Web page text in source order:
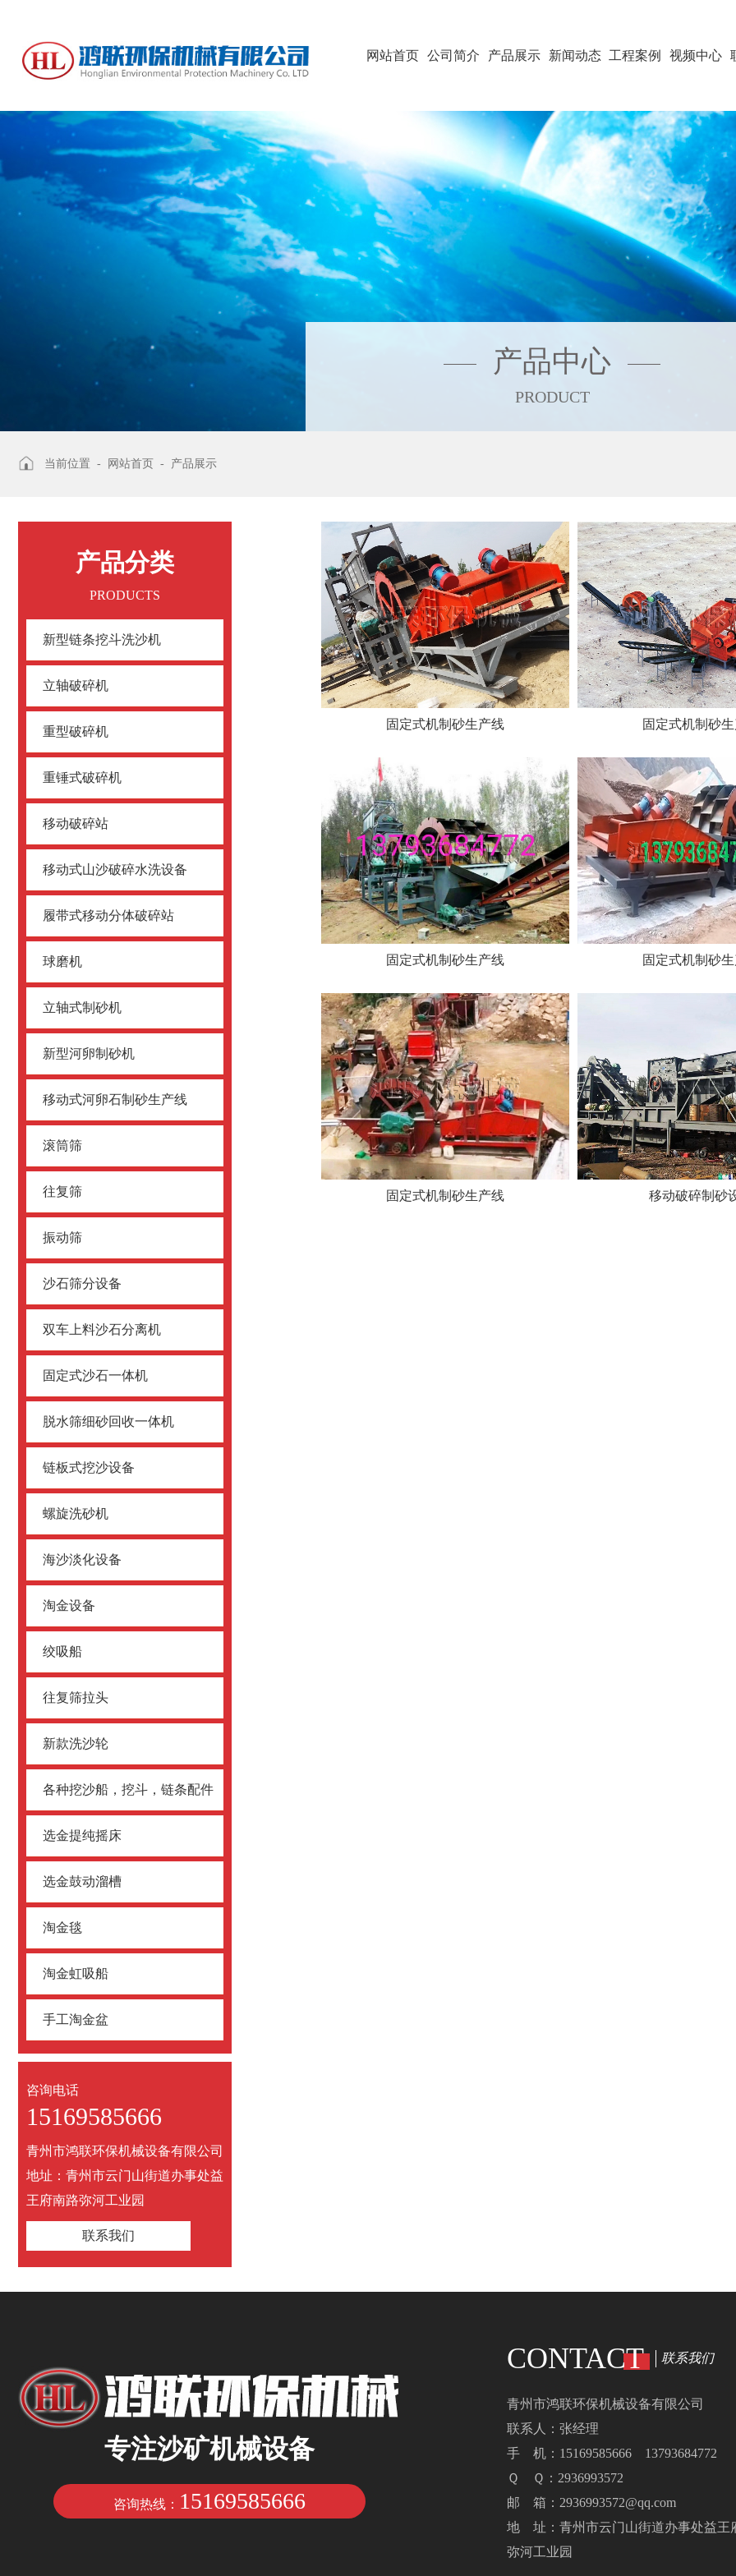
网站首页 公司简介 产品展示 新闻动态 工程案例 视频中心
产品中心
PRODUCT
当前位置 - 网站首页 - 产品展示
产品分类
PRODUCTS
新型链条挖斗洗沙机
立轴破碎机
重型破碎机
重锤式破碎机
移动破碎站
移动式山沙破碎水洗设备
履带式移动分体破碎站
球磨机
立轴式制砂机
新型河卵制砂机
移动式河卵石制砂生产线
滚筒筛
往复筛
振动筛
沙石筛分设备
双车上料沙石分离机
固定式沙石一体机
脱水筛细砂回收一体机
链板式挖沙设备
螺旋洗砂机
海沙淡化设备
淘金设备
绞吸船
往复筛拉头
新款洗沙轮
各种挖沙船，挖斗，链条配件
选金提纯摇床
选金鼓动溜槽
淘金毯
淘金虹吸船
手工淘金盆
咨询电话
15169585666
青州市鸿联环保机械设备有限公司
地址：青州市云门山街道办事处益
王府南路弥河工业园
联系我们
固定式机制砂生产线 固定式机制砂
固定式机制砂生产线 固定式机制砂
固定式机制砂生产线 移动破碎制砂
专注沙矿机械设备
咨询热线： 15169585666
CONTACT 联系我们
青州市鸿联环保机械设备有限公司
联系人：张经理
手 机：15169585666 13793684772
Ｑ Ｑ：2936993572
邮 箱：2936993572@qq.com
地 址：青州市云门山街道办事处益王
弥河工业园